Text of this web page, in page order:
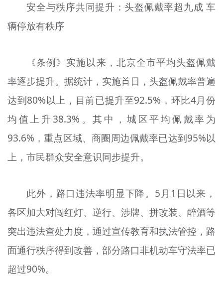
安全与秩序共同提升：头盔佩戴率超九成 车
辆停放有秩序
《条例》实施以来，北京全市平均头盔佩戴
率逐步提升。据统计，实施首日，头盔佩戴率普遍
达到80%以上，目前已提升至92.5%，环比4月份
均值上升38.3%。其中，城区平均佩戴率为
93.6%，重点区域、商圈周边佩戴率已达到95%以
上，市民群众安全意识同步提升。
此外，路口违法率明显下降。5月1日以来，
各区加大对闯红灯、逆行、涉牌、拼改装、醉酒等
突出违法查处力度，通过宣传教育和执法管控，路
面通行秩序得到改善，部分路口非机动车守法率已
超过90%。